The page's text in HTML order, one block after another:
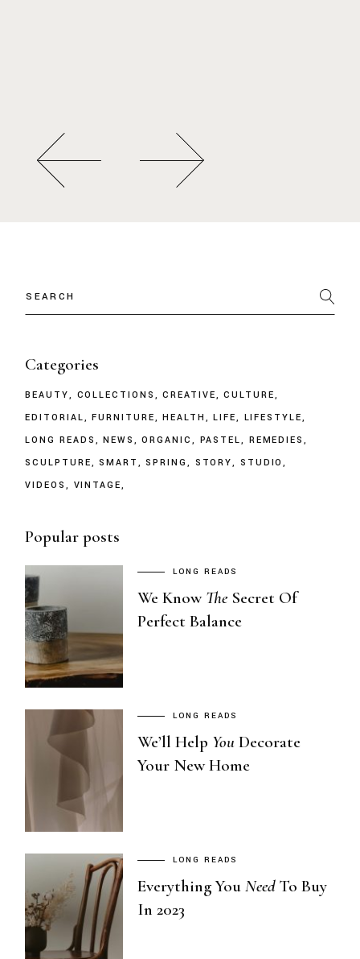
Categories
BEAUTY COLLECTIONS CREATIVE
CULTURE
EDITORIAL
FURNITURE HEALTH LIFE
LIFESTYLE
LONG READS
NEWS ORGANIC PASTEL
REMEDIES
SCULPTURE
SMART SPRING STORY
STUDIO
VIDEOS
VINTAGE
Popular posts
LONG READS
We Know The Secret Of
Perfect Balance
LONG READS
We’ll Help You Decorate
Your New Home
LONG READS
Everything YouNeedTo Buy
In 2023